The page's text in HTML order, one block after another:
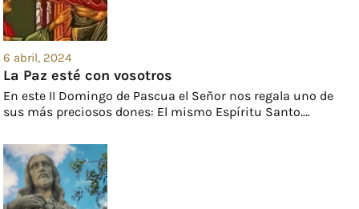
6 abril, 2024
La Paz esté con vosotros
En este II Domingo de Pascua el Señor nos regala uno de
sus más preciosos dones: El mismo Espíritu Santo....